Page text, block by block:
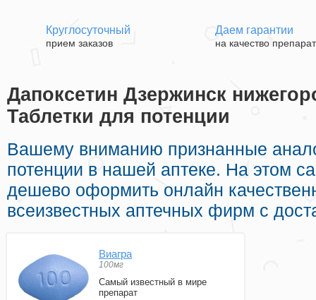
Круглосуточный
прием заказов
Даем гарантии
на качество
Дапоксетин Дзержинск
Таблетки для потенции
Вашему вниманию признанные
потенции в нашей аптеке. На этом
дешево оформить онлайн
всеизвестных аптечных фирм с
Виагра
100мг
Самый известный в мире
препарат